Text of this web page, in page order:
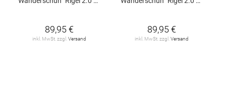
89,95 €
inkl. MwSt. zzgl. Versand
89,95 €
inkl. MwSt. zzgl. Versand